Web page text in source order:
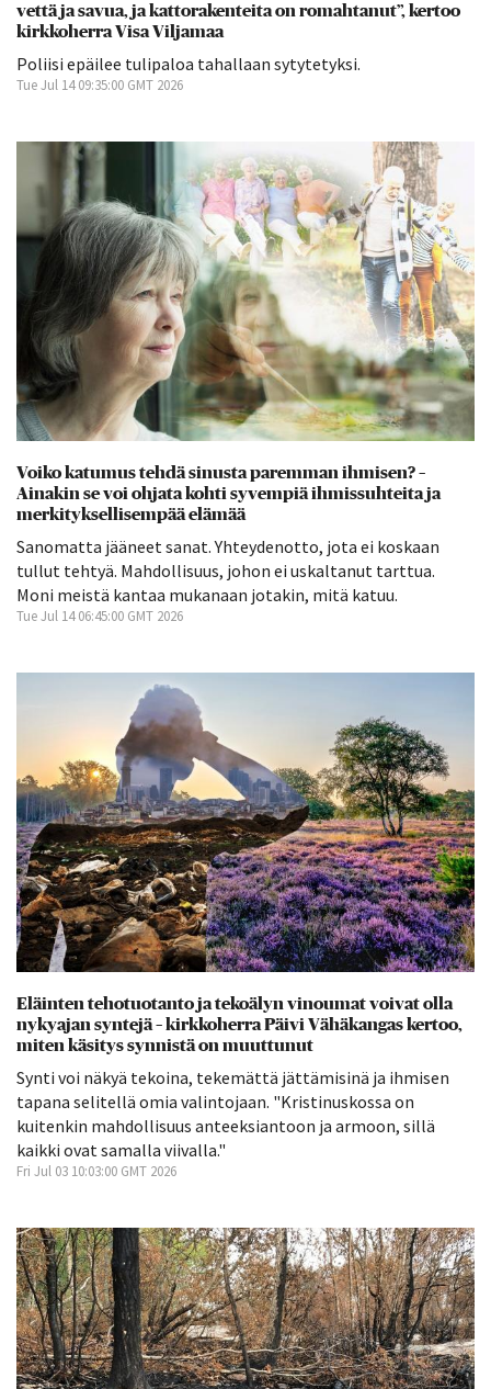
vettä ja savua, ja kattorakenteita on romahtanut”, kertoo
kirkkoherra Visa Viljamaa
Poliisi epäilee tulipaloa tahallaan sytytetyksi.
Tue Jul 14 09:35:00 GMT 2026
Voiko katumus tehdä sinusta paremman ihmisen? –
Ainakin se voi ohjata kohti syvempiä ihmissuhteita ja
merkityksellisempää elämää
Sanomatta jääneet sanat. Yhteydenotto, jota ei koskaan
tullut tehtyä. Mahdollisuus, johon ei uskaltanut tarttua.
Moni meistä kantaa mukanaan jotakin, mitä katuu.
Tue Jul 14 06:45:00 GMT 2026
Eläinten tehotuotanto ja tekoälyn vinoumat voivat olla
nykyajan syntejä – kirkkoherra Päivi Vähäkangas kertoo,
miten käsitys synnistä on muuttunut
Synti voi näkyä tekoina, tekemättä jättämisinä ja ihmisen
tapana selitellä omia valintojaan. "Kristinuskossa on
kuitenkin mahdollisuus anteeksiantoon ja armoon, sillä
kaikki ovat samalla viivalla."
Fri Jul 03 10:03:00 GMT 2026